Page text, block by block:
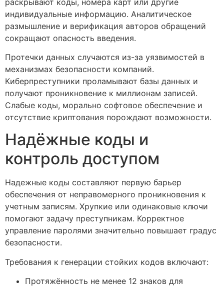
индивидуальные информацию. Аналитическое
размышление и верификация авторов обращений
сокращают опасность введения.
Протечки данных случаются из-за уязвимостей в
механизмах безопасности компаний.
Киберпреступники проламывают базы данных и
получают проникновение к миллионам записей.
Слабые коды, морально софтовое обеспечение и
отсутствие криптования порождают возможности.
Надёжные коды и
контроль доступом
Надежные коды составляют первую барьер
обеспечения от неправомерного проникновения к
учетным записям. Хрупкие или одинаковые ключи
помогают задачу преступникам. Корректное
управление паролями значительно повышает градус
безопасности.
Требования к генерации стойких кодов включают:
Протяжённость не менее 12 знаков для